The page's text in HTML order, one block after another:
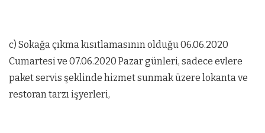
c) Sokağa çıkma kısıtlamasının olduğu 06.06.2020
Cumartesi ve 07.06.2020 Pazar günleri, sadece evlere
paket servis şeklinde hizmet sunmak üzere lokanta ve
restoran tarzı işyerleri,